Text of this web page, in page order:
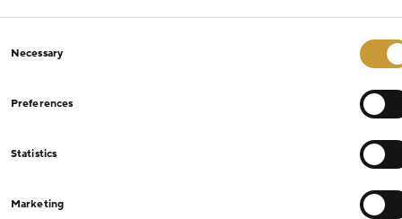
Selection
Necessary
Preferences
Statistics
Marketing